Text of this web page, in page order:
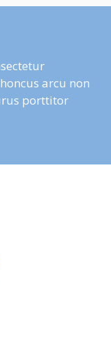
arcu non
porttitor